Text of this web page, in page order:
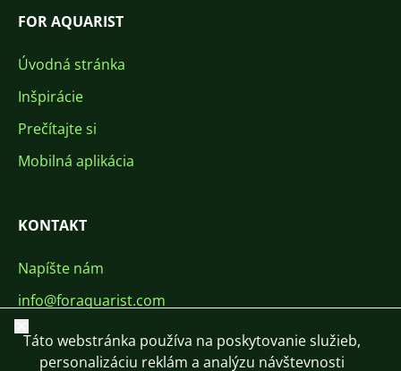
FOR AQUARIST
Úvodná stránka
Inšpirácie
Prečítajte si
Mobilná aplikácia
KONTAKT
Napíšte nám
info@foraquarist.com
+420 603 449 602
Zavrieť
Táto webstránka používa na poskytovanie služieb,
personalizáciu reklám a analýzu návštevnosti